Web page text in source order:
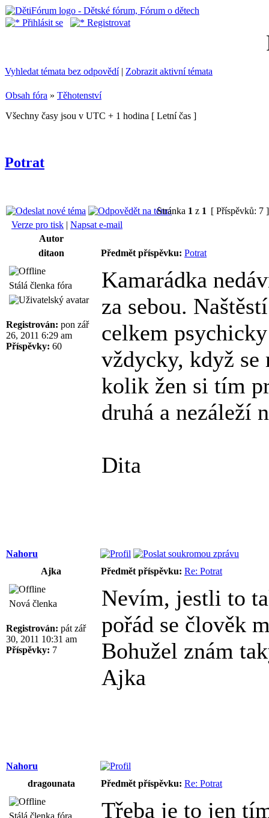
Přihlásit se Registrovat
Vyhledat témata bez odpovědí| Zobrazit aktivní témata
Obsah fóra » Těhotenství
Všechny časy jsou v UTC + 1 hodina [ Letní čas ]
Potrat
Stránka 1 z 1 [ Příspěvků: 7
Verze pro tisk | Napsat e-mail
Autor
ditaon
Předmět příspěvku: Potrat
Stálá členka fóra
Registrován: pon zář
26, 2011 6:29 am
Příspěvky: 60
Kamarádka
za sebou.
celkem
vždycky, když se
kolik žen si tím
druhá a nezáleží
Dita
Nahoru
Ajka
Předmět příspěvku: Re: Potrat
Nová členka
Registrován: pát zář
30, 2011 10:31 am
Příspěvky: 7
Nevím, jestli to
pořád se člověk
Bohužel znám
Ajka
Nahoru
dragounata
Předmět příspěvku: Re: Potrat
Stálá členka fóra
Třeba je to jen